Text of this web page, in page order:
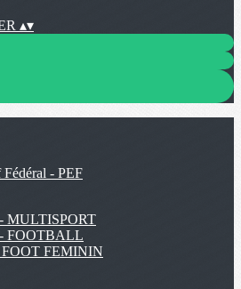
▴▾
- PEF
- MULTISPORT
- FOOTBALL
FOOT FEMININ